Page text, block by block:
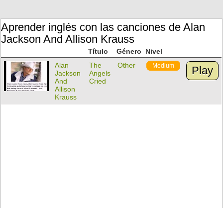
Aprender inglés con las canciones de Alan
Jackson And Allison Krauss
Título Género
Nivel
Alan
Jackson
And
Allison
Krauss
The
Angels
Cried
Other Medium Play